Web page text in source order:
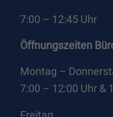
7:00 – 12:45 Uhr
Öffnungszeiten
Montag –
7:00 – 12:00 Uhr &